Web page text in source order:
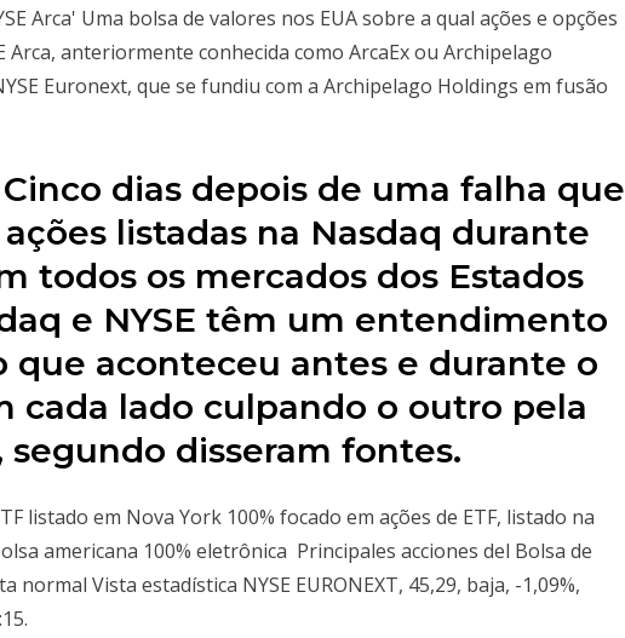
Arca' Uma bolsa de valores nos EUA sobre a qual ações e opções
Arca, anteriormente conhecida como ArcaEx ou Archipelago
Euronext, que se fundiu com a Archipelago Holdings em fusão
Cinco dias depois de uma falha que
listadas na Nasdaq durante
todos os mercados dos Estados
e NYSE têm um entendimento
que aconteceu antes e durante o
cada lado culpando o outro pela
disseram fontes.
listado em Nova York 100% focado em ações de ETF, listado na
americana 100% eletrônica Principales acciones del Bolsa de
normal Vista estadística NYSE EURONEXT, 45,29, baja, -1,09%,